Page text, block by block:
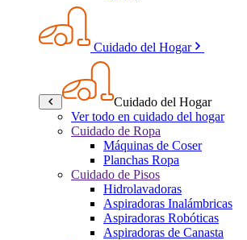
Cuidado del Hogar
Cuidado del Hogar
Ver todo en cuidado del hogar
Cuidado de Ropa
Máquinas de Coser
Planchas Ropa
Cuidado de Pisos
Hidrolavadoras
Aspiradoras Inalámbricas
Aspiradoras Robóticas
Aspiradoras de Canasta